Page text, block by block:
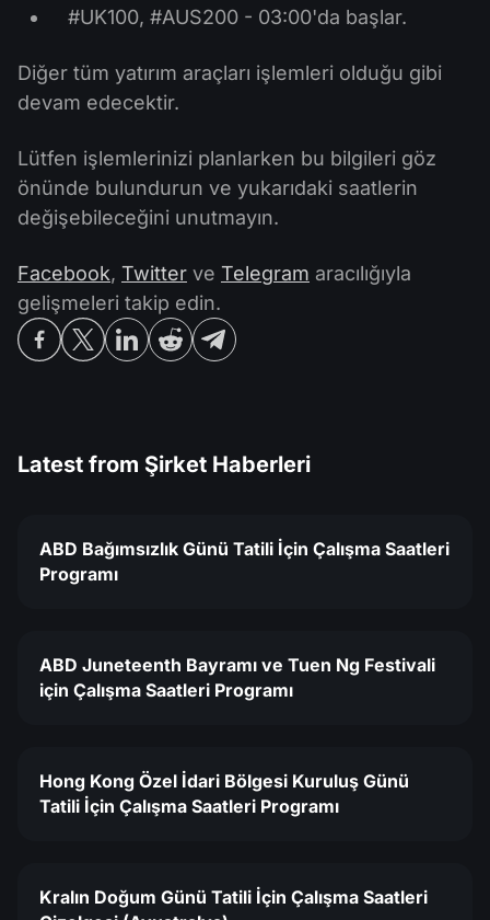
#UK100, #AUS200 - 03:00'da başlar.
Diğer tüm yatırım araçları işlemleri olduğu gibi
devam edecektir.
Lütfen işlemlerinizi planlarken bu bilgileri göz
önünde bulundurun ve yukarıdaki saatlerin
değişebileceğini unutmayın.
Facebook, Twitter ve Telegram aracılığıyla
gelişmeleri takip edin.
Latest from Şirket Haberleri
ABD Bağımsızlık Günü Tatili İçin Çalışma Saatleri
Programı
ABD Juneteenth Bayramı ve Tuen Ng Festivali
için Çalışma Saatleri Programı
Hong Kong Özel İdari Bölgesi Kuruluş Günü
Tatili İçin Çalışma Saatleri Programı
Kralın Doğum Günü Tatili İçin Çalışma Saatleri